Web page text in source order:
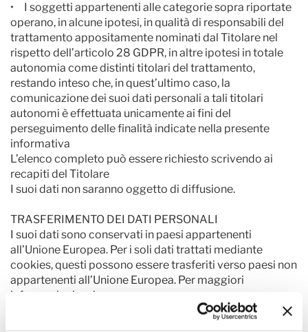
• I soggetti appartenenti alle categorie sopra riportate
operano, in alcune ipotesi, in qualità di responsabili del
trattamento appositamente nominati dal Titolare nel
rispetto dell’articolo 28 GDPR, in altre ipotesi in totale
autonomia come distinti titolari del trattamento,
restando inteso che, in quest’ultimo caso, la
comunicazione dei suoi dati personali a tali titolari
autonomi è effettuata unicamente ai fini del
perseguimento delle finalità indicate nella presente
informativa
L’elenco completo può essere richiesto scrivendo ai
recapiti del Titolare
I suoi dati non saranno oggetto di diffusione.
TRASFERIMENTO DEI DATI PERSONALI
I suoi dati sono conservati in paesi appartenenti
all’Unione Europea. Per i soli dati trattati mediante
cookies, questi possono essere trasferiti verso paesi non
appartenenti all’Unione Europea. Per maggiori
informazioni scrivere a